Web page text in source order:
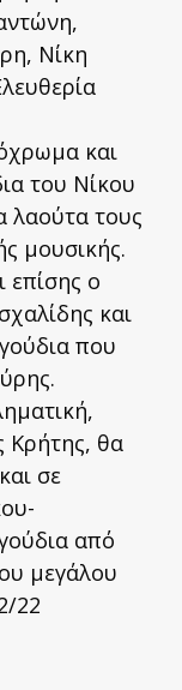
Νίκη
και
του Νίκου
λαούτα τους
μουσικής.
επίσης ο
και
που
Κρήτης, θα
σε
από
μεγάλου
22